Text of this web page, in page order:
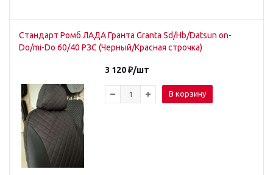
Стандарт Ромб ЛАДА Гранта Granta Sd/Hb/Datsun on-
Do/mi-Do 60/40 РЗС (Черный/Красная строчка)
3 120₽/шт
В корзину